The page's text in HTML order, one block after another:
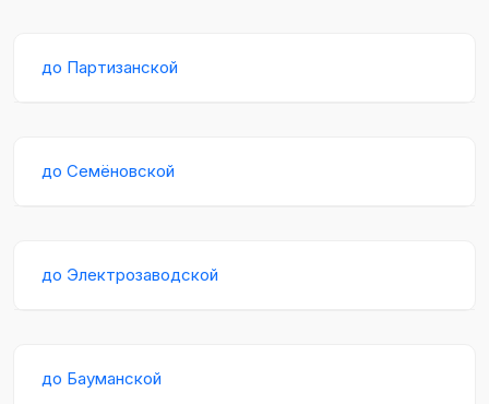
до Партизанской
до Семёновской
до Электрозаводской
до Бауманской